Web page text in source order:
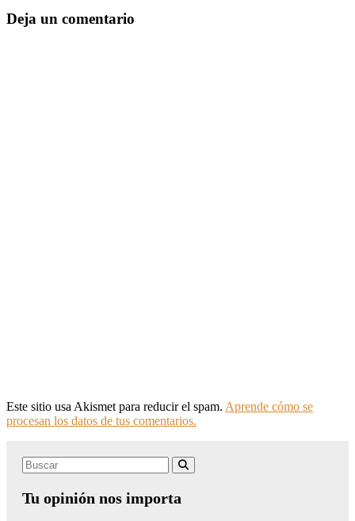
Deja un comentario
Este sitio usa Akismet para reducir el spam. Aprende cómo se
procesan los datos de tus comentarios.
Search
Tu opinión nos importa